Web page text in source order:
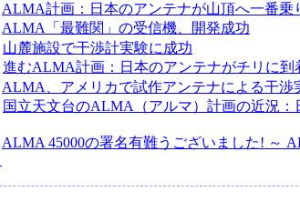
ALMA計画：日本のアンテナが山頂へ一番乗
ALMA「最難関」の受信機、開発成功
山麓施設で干渉計実験に成功
進むALMA計画：日本のアンテナがチリに到
ALMA、アメリカで試作アンテナによる干渉
国立天文台のALMA（アルマ）計画の近況
ALMA 45000の署名有難うございました! ～